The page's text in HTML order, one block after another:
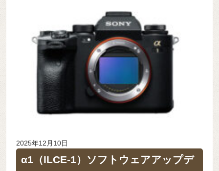
2025年12月10日
α1（ILCE-1）ソフトウェアアップデ